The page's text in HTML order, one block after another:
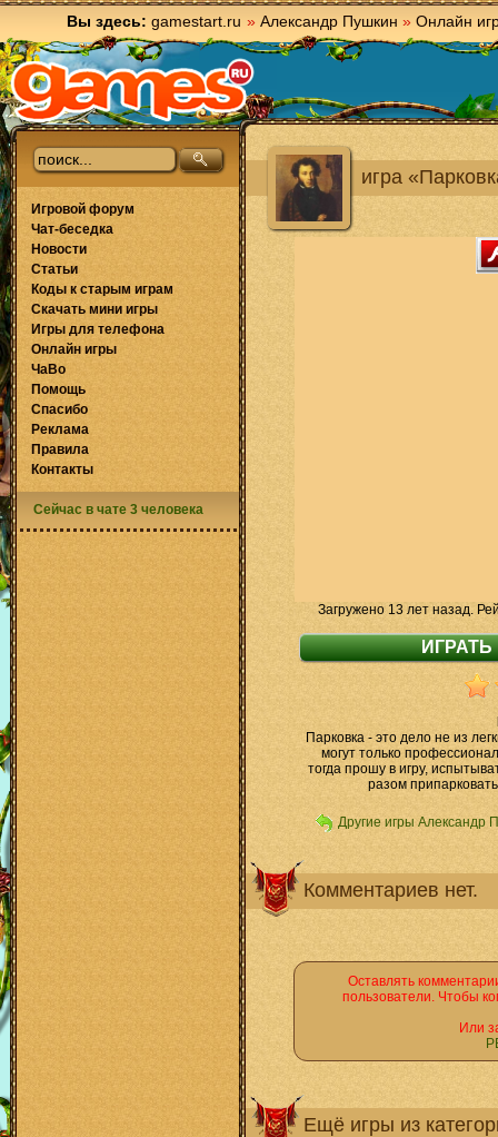
Вы здесь: gamestart.ru » Александр Пушкин » Онлайн
игра
Загружено 13 лет назад.
Парковка - это дело не из
могут только
тогда прошу в игру,
разом
Другие игры Александр
Комментариев нет.
Оставлять
пользователи. Чтобы
Или
Ещё игры из
Игровой форум
Чат-беседка
Новости
Статьи
Коды к старым играм
Скачать мини игры
Игры для телефона
Онлайн игры
ЧаВо
Помощь
Спасибо
Реклама
Правила
Контакты
Сейчас в чате 3 человека